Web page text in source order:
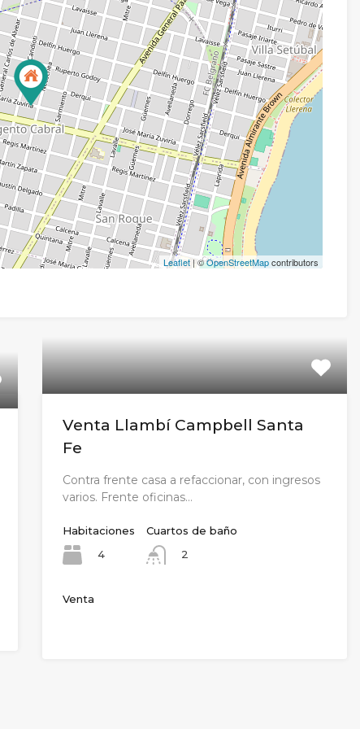
Leaflet| ©OpenStreetMapcontributors
Venta Llambí Campbell Santa
Fe
Contra frente casa a refaccionar, con ingresos
varios. Frente oficinas…
Habitaciones
4
Cuartos de baño
2
Venta